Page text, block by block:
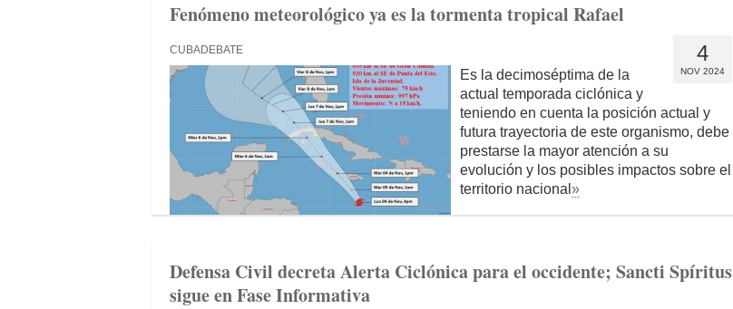
Fenómeno meteorológico ya es la tormenta tropical Rafael
4
NOV 2024
CUBADEBATE
Es la decimoséptima de la
actual temporada ciclónica y
teniendo en cuenta la posición actual y
futura trayectoria de este organismo, debe
prestarse la mayor atención a su
evolución y los posibles impactos sobre el
territorio nacional »
Defensa Civil decreta Alerta Ciclónica para el occidente; Sancti Spíritus
sigue en Fase Informativa